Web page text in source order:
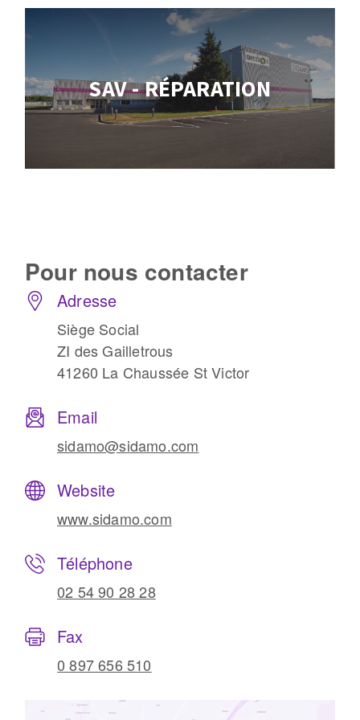
SAV - RÉPARATION
Pour nous contacter
Adresse
Siège Social
ZI des Gailletrous
41260 La Chaussée St Victor
Email
sidamo@sidamo.com
Website
www.sidamo.com
Téléphone
02 54 90 28 28
Fax
0 897 656 510